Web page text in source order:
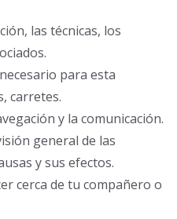
las técnicas, los
para esta
carretes.
y la comunicación.
general de las
y sus efectos.
cerca de tu compañero o